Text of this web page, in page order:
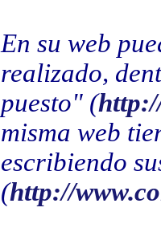
En su web
realizado,
puesto" (
misma web
escribiendo
(http://